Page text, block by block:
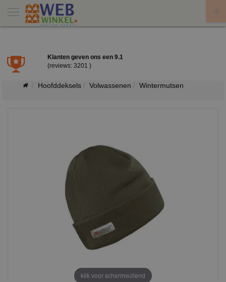
Klanten geven ons een 9.1
(reviews: 3201 )
Hoofddeksels Volwassenen Wintermutsen
klik voor schermvullend